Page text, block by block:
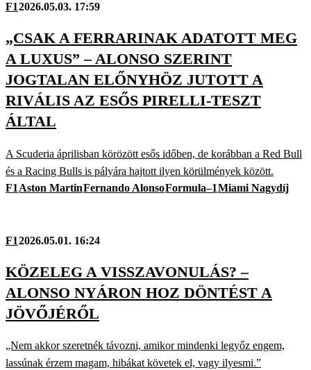
F12026.05.03. 17:59
„CSAK A FERRARINAK ADATOTT MEG
A LUXUS” – ALONSO SZERINT
JOGTALAN ELŐNYHÖZ JUTOTT A
RIVÁLIS AZ ESŐS PIRELLI-TESZT
ÁLTAL
A Scuderia áprilisban körözött esős időben, de korábban a Red Bull
és a Racing Bulls is pályára hajtott ilyen körülmények között.
F1 Aston MartinFernando AlonsoFormula–1Miami Nagydíj
F12026.05.01. 16:24
KÖZELEG A VISSZAVONULÁS? –
ALONSO NYÁRON HOZ DÖNTÉST A
JÖVŐJÉRŐL
„Nem akkor szeretnék távozni, amikor mindenki legyőz engem,
lassúnak érzem magam, hibákat követek el, vagy ilyesmi.”